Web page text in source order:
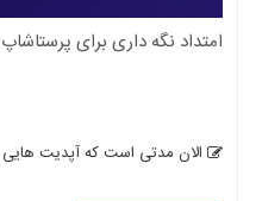
امتداد نگه داری برای پرستاشاپ 1.6
الان مدتی است که آپدیت هایی